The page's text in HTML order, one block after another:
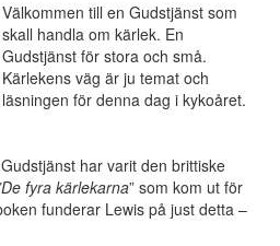
Välkommen till en Gudstjänst som
skall handla om kärlek. En
Gudstjänst för stora och små.
Kärlekens väg är ju temat och
läsningen för denna dag i kykoåret.
har varit den brittiske
fyra kärlekarna” som kom ut för
funderar Lewis på just detta –